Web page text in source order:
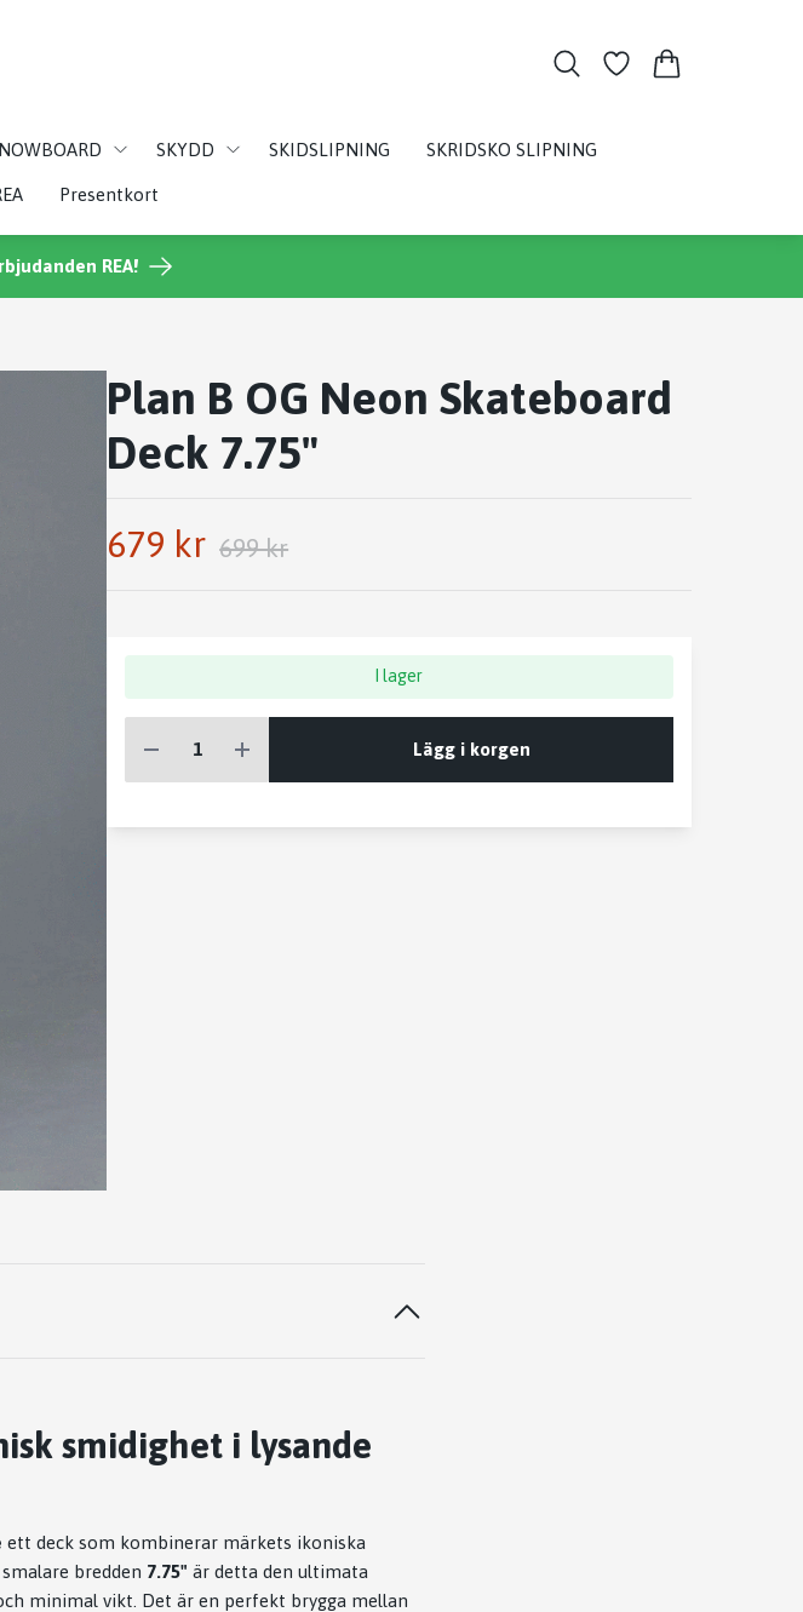
SKYDD SKIDSLIPNING SKRIDSKO SLIPNING
Presentkort
REA!
Plan B OG Neon Skateboard
Deck 7.75"
679 kr 699 kr
I lager
Lägg i korgen
smidighet i lysande
ett deck som kombinerar märkets ikoniska
bredden 7.75" är detta den ultimata
minimal vikt. Det är en perfekt brygga mellan